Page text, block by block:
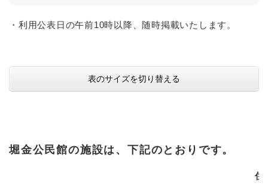
・利用公表日の午前10時以降、随時掲載いたします。
表のサイズを切り替える
堀金公民館の施設は、下記のとおりです。
住